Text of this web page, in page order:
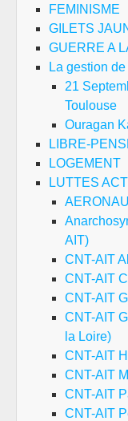
FEMINISME
GILETS
GUERRE A
La gestion
21
Toulouse
Ouragan
LIBRE-
LOGEMENT
LUTTES
AIT)
CNT-AIT
CNT-AIT
CNT-AIT
CNT-AIT
la Loire)
CNT-AIT
CNT-AIT
CNT-AIT
CNT-AIT